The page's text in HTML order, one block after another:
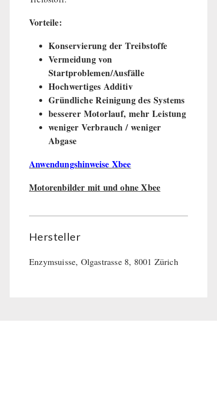
Vorteile:
Konservierung der Treibstoffe
Vermeidung von
Startproblemen/Ausfälle
Hochwertiges Additiv
Gründliche Reinigung des Systems
besserer Motorlauf, mehr Leistung
weniger Verbrauch / weniger
Abgase
Anwendungshinweise Xbee
Motorenbilder mit und ohne Xbee
Hersteller
Enzymsuisse, Olgastrasse 8, 8001 Zürich